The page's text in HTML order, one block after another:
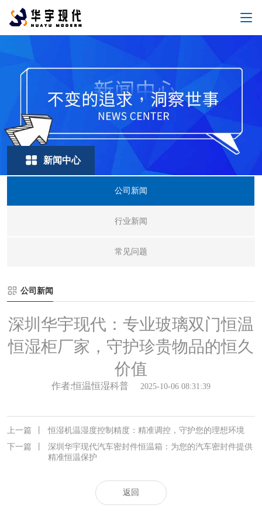
新闻中心
公司新闻
行业新闻
常见问题
公司新闻
深圳华宇现代：专业玻璃双门恒温
恒湿柜厂家，守护珍贵物品的恒久
价值
作者:恒温恒湿科普 2025-10-06 08:31:39
上一篇
恒湿机温湿度控制精度：精准调控，守护您的理想环境
下一篇
深圳华宇现代汽车密封件恒温箱：为您的汽车密封件提供
精准恒温保护
返回